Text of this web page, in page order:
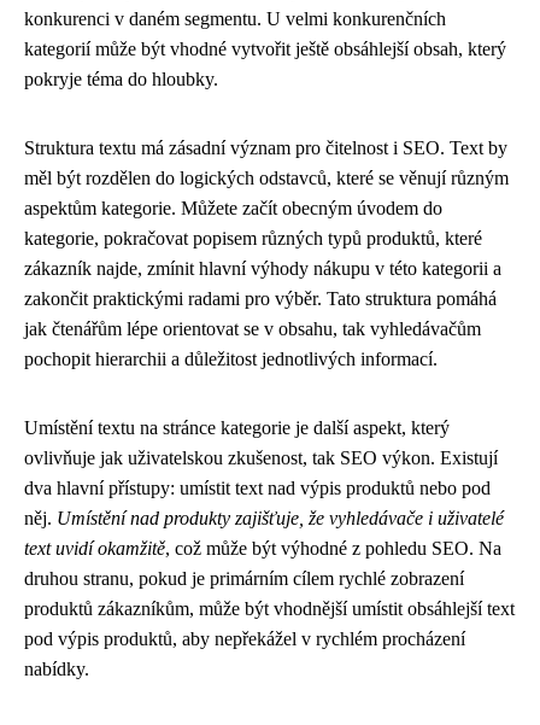
konkurenci v daném segmentu. U velmi konkurenčních
kategorií může být vhodné vytvořit ještě obsáhlejší obsah, který
pokryje téma do hloubky.
Struktura textu má zásadní význam pro čitelnost i SEO. Text by
měl být rozdělen do logických odstavců, které se věnují různým
aspektům kategorie. Můžete začít obecným úvodem do
kategorie, pokračovat popisem různých typů produktů, které
zákazník najde, zmínit hlavní výhody nákupu v této kategorii a
zakončit praktickými radami pro výběr. Tato struktura pomáhá
jak čtenářům lépe orientovat se v obsahu, tak vyhledávačům
pochopit hierarchii a důležitost jednotlivých informací.
Umístění textu na stránce kategorie je další aspekt, který
ovlivňuje jak uživatelskou zkušenost, tak SEO výkon. Existují
dva hlavní přístupy: umístit text nad výpis produktů nebo pod
něj. Umístění nad produkty zajišťuje, že vyhledávače i uživatelé
text uvidí okamžitě, což může být výhodné z pohledu SEO. Na
druhou stranu, pokud je primárním cílem rychlé zobrazení
produktů zákazníkům, může být vhodnější umístit obsáhlejší text
pod výpis produktů, aby nepřekážel v rychlém procházení
nabídky.